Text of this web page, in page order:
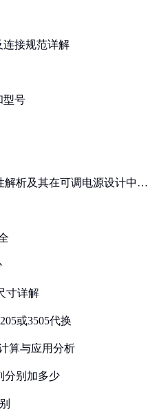
连接规范详解
型号
解析及其在可调电源设计中的
寸详解
或3505代换
算与应用分析
分别加多少